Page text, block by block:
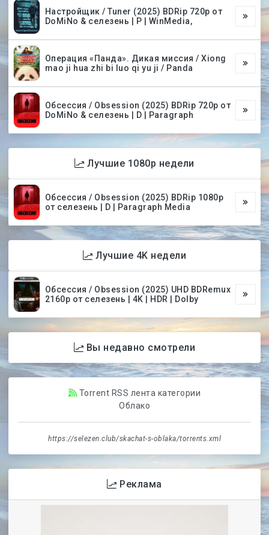
Настройщик / Tuner (2025) BDRip 720p от
DoMiNo & селезень | P | WinMedia,
Операция «Панда». Дикая миссия / Xiong
mao ji hua zhi bi luo qi yu ji / Panda
Обсессия / Obsession (2025) BDRip 720p от
DoMiNo & селезень | D | Paragraph
Лучшие 1080p недели
Обсессия / Obsession (2025) BDRip 1080p
от селезень | D | Paragraph Media
Лучшие 4K недели
Обсессия / Obsession (2025) UHD BDRemux
2160p от селезень | 4K | HDR | Dolby
Вы недавно смотрели
Torrent RSS лента категории
Облако
https://selezen.club/skachat-s-oblaka/torrents.xml
Реклама